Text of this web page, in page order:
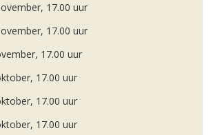
17.00 uur
17.00 uur
17.00 uur
17.00 uur
17.00 uur
17.00 uur